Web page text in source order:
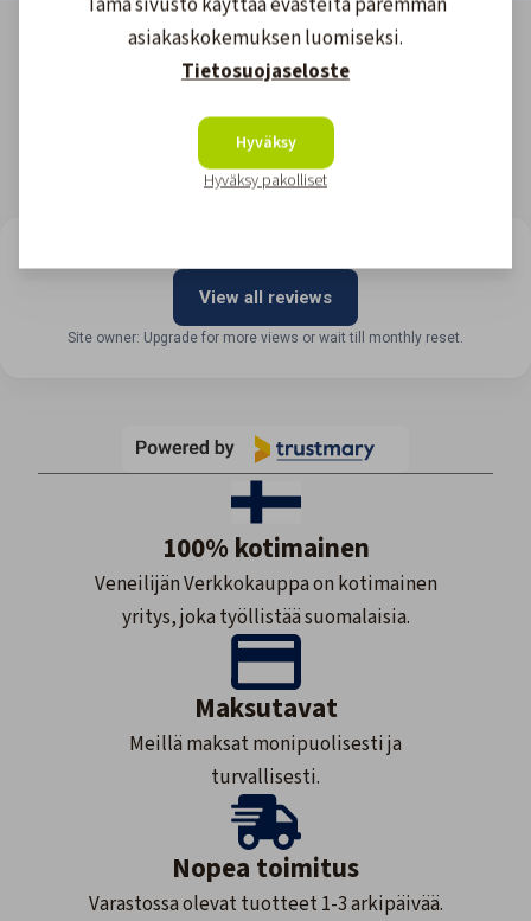
View all reviews
Site owner: Upgrade for more views or wait till monthly reset.
100% kotimainen
Veneilijän Verkkokauppa on kotimainen
yritys, joka työllistää suomalaisia.
Maksutavat
Meillä maksat monipuolisesti ja
turvallisesti.
Nopea toimitus
Varastossa olevat tuotteet 1-3 arkipäivää.
asiakaskokemuksen luomiseksi.
Tietosuojaseloste
Hyväksy
Hyväksy pakolliset